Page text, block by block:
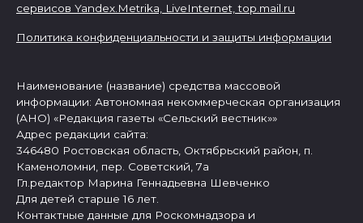
сервисов Yandex.Metrika, LiveInternet,top.mail.ru
Политика конфиденциальности и защиты информации
Наименование (название) средства массовой
информации: Автономная некоммерческая организация
(АНО) «Редакция газеты «Сельский вестник»»
Адрес редакции сайта:
346480 Ростовская область, Октябрьский район, п.
Каменоломни, пер. Советский, 7а
Гл.редактор Марина Геннадьевна Шевченко
Для детей старше 16 лет.
Контактные данные для Роскомнадзора и